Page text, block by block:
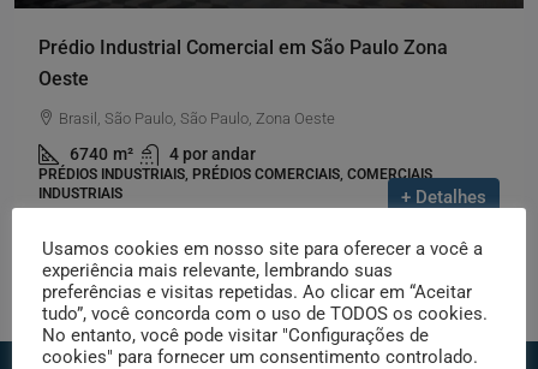
Prédio Industrial Comercial em São Paulo Zona
Oeste
Brasil, São Paulo, São Paulo, Zona Oeste
6740 m² 4 por andar
PRÉDIOS INDUSTRIAIS, PRÉDIOS COMERCIAIS, COMERCIAIS,
INDUSTRIAIS
+ Detalhes
Localizador Imobiliario
Usamos cookies em nosso site para oferecer a você a
experiência mais relevante, lembrando suas
preferências e visitas repetidas. Ao clicar em “Aceitar
tudo”, você concorda com o uso de TODOS os cookies.
No entanto, você pode visitar "Configurações de
cookies" para fornecer um consentimento controlado.